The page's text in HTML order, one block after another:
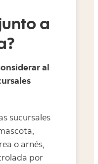
a
al
sucursales
o arnés,
por